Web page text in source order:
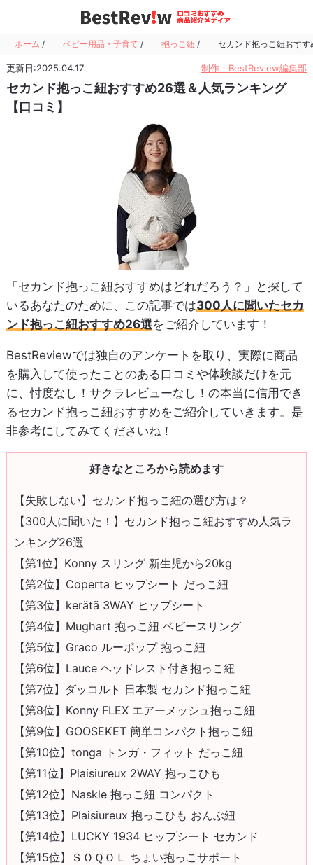
ホーム / ベビー用品・子育て / 抱っこ紐 / セカンド抱っこ紐おす
更新日:2025.04.17 制作：BestReview編集部
セカンド抱っこ紐おすすめ26選＆人気ランキング
【口コミ】
「セカンド抱っこ紐おすすめはどれだろう？」と探して
いるあなたのために、この記事では300人に聞いたセカ
ンド抱っこ紐おすすめ26選をご紹介しています！
BestReviewでは独自のアンケートを取り、実際に商品
を購入して使ったことのある口コミや体験談だけを元
に、忖度なし！サクラレビューなし！の本当に信用でき
るセカンド抱っこ紐おすすめをご紹介していきます。是
非参考にしてみてくださいね！
好きなところから読めます
【失敗しない】セカンド抱っこ紐の選び方は？
【300人に聞いた！】セカンド抱っこ紐おすすめ人気ラ
ンキング26選
【第1位】Konny スリング 新生児から20kg
【第2位】Coperta ヒップシート だっこ紐
【第3位】kerätä 3WAY ヒップシート
【第4位】Mughart 抱っこ紐 ベビースリング
【第5位】Graco ルーポップ 抱っこ紐
【第6位】Lauce ヘッドレスト付き抱っこ紐
【第7位】ダッコルト 日本製 セカンド抱っこ紐
【第8位】Konny FLEX エアーメッシュ抱っこ紐
【第9位】GOOSEKET 簡単コンパクト抱っこ紐
【第10位】tonga トンガ・フィット だっこ紐
【第11位】Plaisiureux 2WAY 抱っこひも
【第12位】Naskle 抱っこ紐 コンパクト
【第13位】Plaisiureux 抱っこひも おんぶ紐
【第14位】LUCKY 1934 ヒップシート セカンド
【第15位】ＳＯＱＯＬ ちょい抱っこサポート